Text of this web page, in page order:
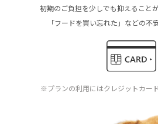
初期のご負担を少しでも抑えること
「フードを買い忘れた」などの不
※プランの利用にはクレジットカー